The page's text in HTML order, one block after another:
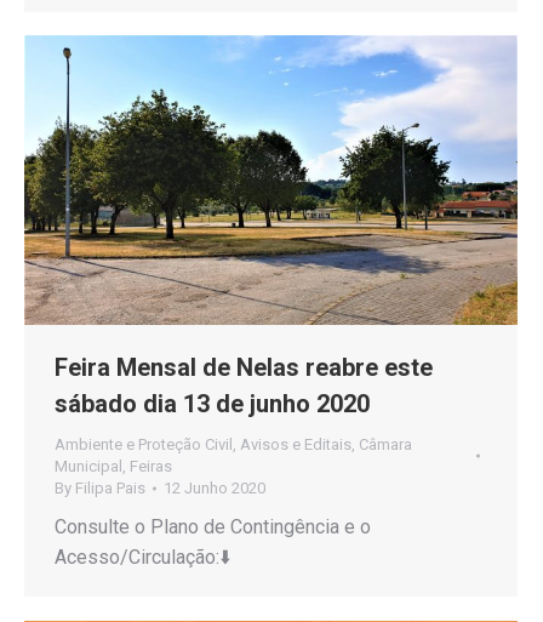
Feira Mensal de Nelas reabre este
sábado dia 13 de junho 2020
Ambiente e Proteção Civil , Avisos e Editais, Câmara
Municipal , Feiras
By Filipa Pais 12 Junho 2020
Consulte o Plano de Contingência e o
Acesso/Circulação:⬇️